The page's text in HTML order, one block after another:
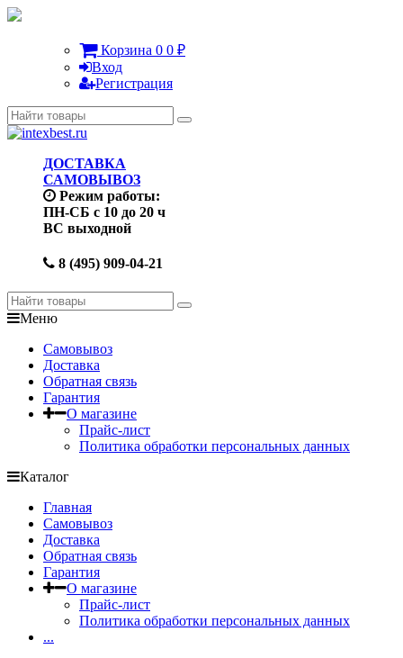
Корзина 0 0 ₽
Вход
Регистрация
ДОСТАВКА
САМОВЫВОЗ
Режим работы:
ПН-СБ с 10 до 20 ч
ВС выходной
8 (495) 909-04-21
Меню
Самовывоз
Доставка
Обратная связь
Гарантия
О магазине
Прайс-лист
Политика обработки персональных данных
Каталог
Главная
Самовывоз
Доставка
Обратная связь
Гарантия
О магазине
Прайс-лист
Политика обработки персональных данных
...